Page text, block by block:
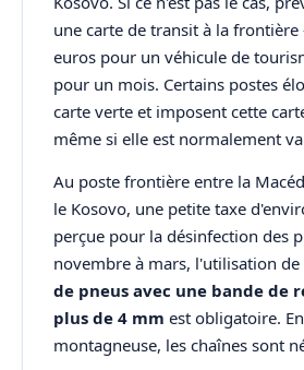
une carte de transit à la
euros pour un véhicule de
pour un mois. Certains postes
carte verte et imposent cette
même si elle est normalement
Au poste frontière entre la
le Kosovo, une petite taxe
perçue pour la désinfection des
novembre à mars, l'utilisation de
de pneus avec une bande de
plus de 4 mm est obligatoire.
montagneuse, les chaînes sont